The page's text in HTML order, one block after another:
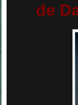
de